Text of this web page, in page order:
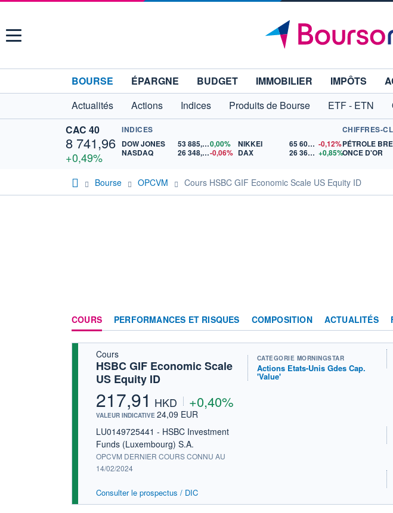
Menu
BOURSE ÉPARGNE BUDGET IMMOBILIER IMPÔTS
Actualités
Actions Indices Produits de Bourse ETF - ETN
CAC 40
8 741,96
+0,49%
INDICES
DOW JONES
53 885,100,00%
NASDAQ
26 348,35-0,06%
NIKKEI 65 606,71 -0,12%
DAX
26 362,09 +0,85%
CHIFFRES-
PÉTROLE
ONCE D'OR
Bourse OPCVM Cours HSBC GIF Economic Scale US Equity ID
COURS PERFORMANCES ET RISQUES COMPOSITION ACTUALITÉS
Cours
HSBC GIF Economic Scale
US Equity ID
217,91 HKD +0,40%
VALEUR INDICATIVE 24,09 EUR
LU0149725441 - HSBC Investment
Funds (Luxembourg) S.A.
OPCVM DERNIER COURS CONNU AU
14/02/2024
Consulter le prospectus / DIC
CATÉGORIE MORNINGSTAR
Actions Etats-Unis Gdes Cap.
'Value'